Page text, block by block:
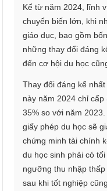
Kể từ năm 2024, lĩnh
chuyển biến lớn, khi
giáo dục, bao gồm
những thay đổi đáng
đến cơ hội du học
Thay đổi đáng kể
này năm 2024 chỉ
35% so với năm
giấy phép du học sẽ
chứng minh tài chính
du học sinh phải có
ngưỡng thu nhập
sau khi tốt nghiệp